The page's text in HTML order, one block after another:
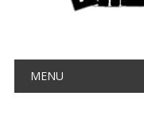
Main menu
MENU